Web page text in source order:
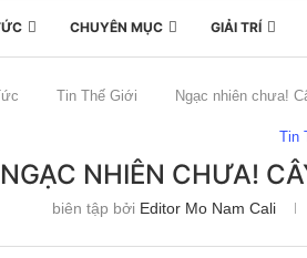
CHUYÊN MỤC GIẢI TRÍ
Tin Thế Giới Ngạc nhiên chưa!
Tin
NGẠC NHIÊN CHƯA!
biên tập bởi Editor Mo Nam Cali